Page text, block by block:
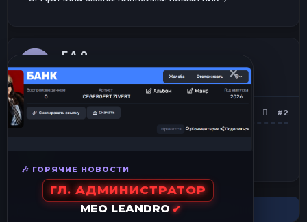
F F.A.Q
Гость
2 Янв 2026 #2
В этой теме нельзя размещать новые ответы.
×
🎶 ГОРЯЧИЕ НОВОСТИ
ГЛ. АДМИНИСТРАТОР
MEO LEANDRO ✔